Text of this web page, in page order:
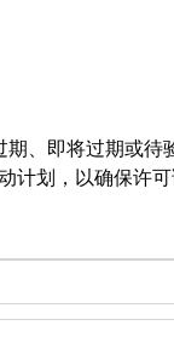
、即将过期或待
划，以确保许可